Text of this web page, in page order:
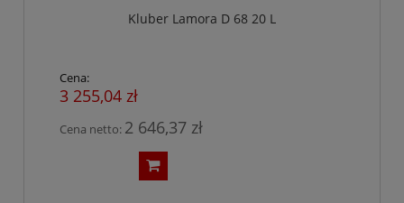
Kluber Lamora D 68 20 L
Cena:
3 255,04 zł
Cena netto: 2 646,37 zł